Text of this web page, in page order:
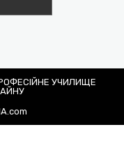
УЧИЛИЩЕ